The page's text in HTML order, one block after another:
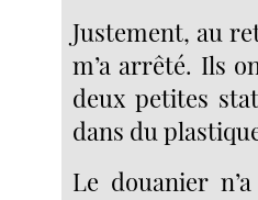
Justement, au
m’a arrêté. Ils
deux petites
dans du
Le douanier